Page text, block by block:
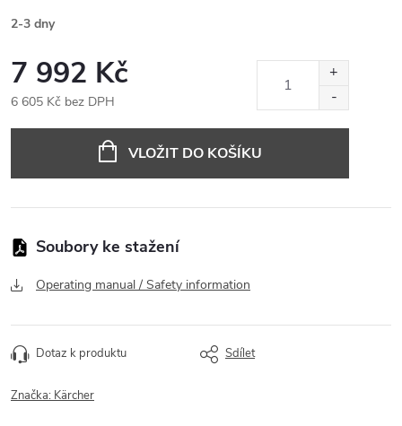
2-3 dny
7 992 Kč
6 605 Kč bez DPH
VLOŽIT DO KOŠÍKU
Operating manual / Safety information
Dotaz k produktu Sdílet
Značka: Kärcher